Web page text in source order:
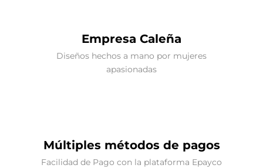
Empresa Caleña
Diseños hechos a mano por mujeres
apasionadas
Múltiples métodos de pagos
Facilidad de Pago con la plataforma Epayco